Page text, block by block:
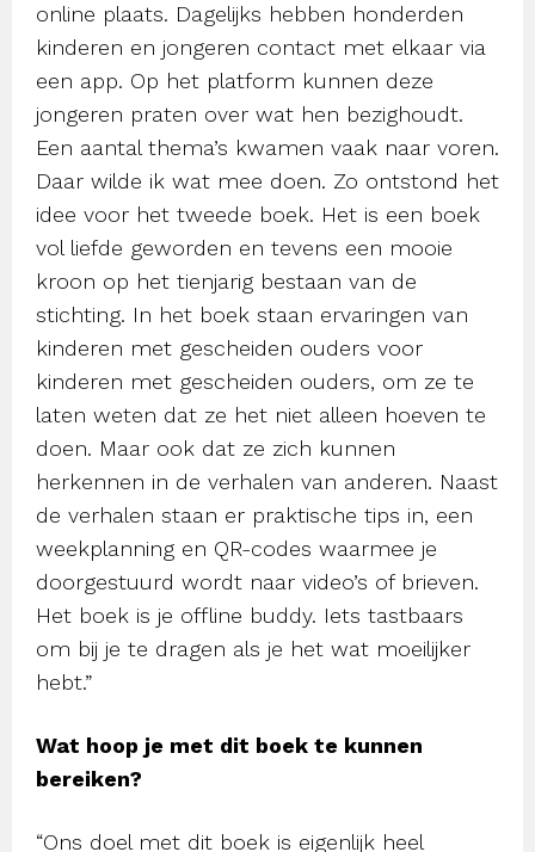
online plaats. Dagelijks hebben honderden
kinderen en jongeren contact met elkaar via
een app. Op het platform kunnen deze
jongeren praten over wat hen bezighoudt.
Een aantal thema’s kwamen vaak naar voren.
Daar wilde ik wat mee doen. Zo ontstond het
idee voor het tweede boek. Het is een boek
vol liefde geworden en tevens een mooie
kroon op het tienjarig bestaan van de
stichting. In het boek staan ervaringen van
kinderen met gescheiden ouders voor
kinderen met gescheiden ouders, om ze te
laten weten dat ze het niet alleen hoeven te
doen. Maar ook dat ze zich kunnen
herkennen in de verhalen van anderen. Naast
de verhalen staan er praktische tips in, een
weekplanning en QR-codes waarmee je
doorgestuurd wordt naar video’s of brieven.
Het boek is je offline buddy. Iets tastbaars
om bij je te dragen als je het wat moeilijker
hebt.”
Wat hoop je met dit boek te kunnen
bereiken?
“Ons doel met dit boek is eigenlijk heel